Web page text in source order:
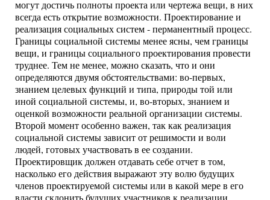
могут достичь полноты проекта или чертежа вещи, в них
всегда есть открытие возможности. Проектирование и
реализация социальных систем - перманентный процесс.
Границы социальной системы менее ясны, чем границы
вещи, и границы социального проектирования провести
труднее. Тем не менее, можно сказать, что и они
определяются двумя обстоятельствами: во-первых,
знанием целевых функций и типа, природы той или
иной социальной системы, и, во-вторых, знанием и
оценкой возможности реальной организации системы.
Второй момент особенно важен, так как реализация
социальной системы зависит от решимости и воли
людей, готовых участвовать в ее создании.
Проектировщик должен отдавать себе отчет в том,
насколько его действия выражают эту волю будущих
членов проектируемой системы или в какой мере в его